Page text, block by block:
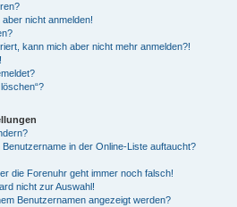
nicht anmelden!
kann mich aber nicht mehr anmelden?!
in der Online-Liste auftaucht?
die Forenuhr geht immer noch falsch!
nicht zur Auswahl!
Benutzernamen angezeigt werden?